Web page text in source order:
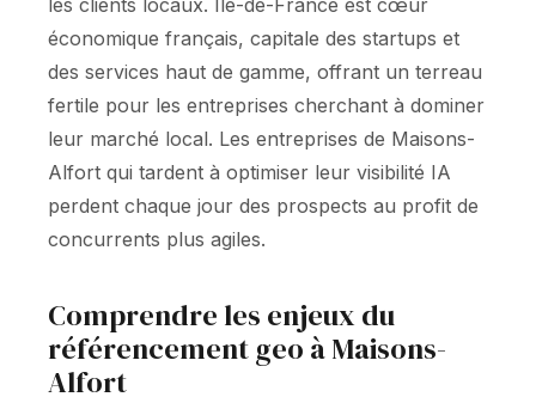
les clients locaux. Île-de-France est cœur
économique français, capitale des startups et
des services haut de gamme, offrant un terreau
fertile pour les entreprises cherchant à dominer
leur marché local. Les entreprises de Maisons-
Alfort qui tardent à optimiser leur visibilité IA
perdent chaque jour des prospects au profit de
concurrents plus agiles.
Comprendre les enjeux du
référencement geo à Maisons-
Alfort